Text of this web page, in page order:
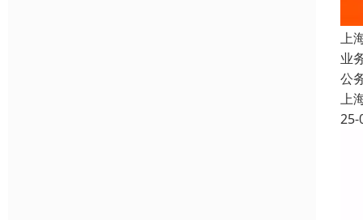
上
业
公
上
25-